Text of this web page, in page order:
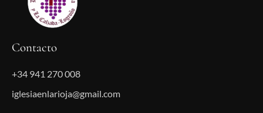
Contacto
+34 941 270 008
iglesiaenlarioja@gmail.com